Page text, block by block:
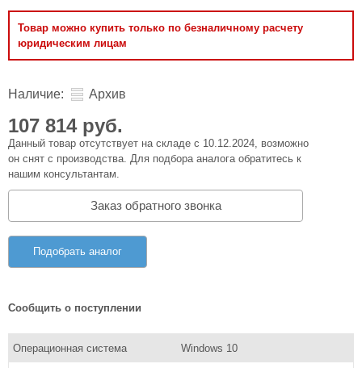
Товар можно купить только по безналичному расчету
юридическим лицам
Наличие: Архив
107 814 руб.
Данный товар отсутствует на складе с 10.12.2024, возможно
он снят с производства. Для подбора аналога обратитесь к
нашим консультантам.
Заказ обратного звонка
Подобрать аналог
Сообщить о поступлении
Операционная система Windows 10